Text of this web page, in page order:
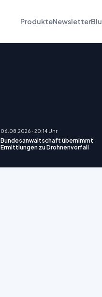
ProdukteNewsletter
06.08.2026 · 20:14 Uhr
Bundesanwaltschaft übernimmt
Ermittlungen zu Drohnenvorfall